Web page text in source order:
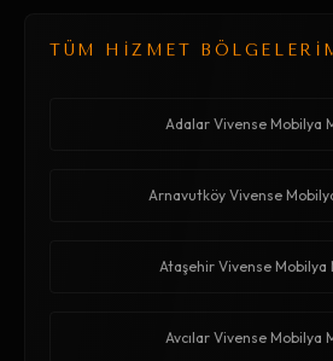
TÜM HİZMET
Adalar Vivense Mobilya
Arnavutköy Vivense
Ataşehir Vivense Mobilya
Avcılar Vivense Mobilya